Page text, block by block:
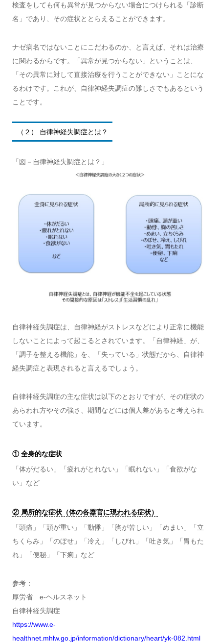
検査をしても何も異常が見つからない場合につけられる「診断
名」であり、その症状ととらえることができます。
ナゼ病名ではないことにこだわるのか、と言えば、それは治療
に関わるからです。「異常が見つからない」ということは、
「その異常に対して直接治療を行うことができない」ことにな
るわけです。これが、自律神経失調症の難しさでもあるという
ことです。
（２） 自律神経失調症とは？
「図－自律神経失調症とは？」
自律神経失調症は、自律神経がストレスなどにより正常に機能
しないことによって起こるとされています。「自律神経」が、
「調子を整える機能」を、「失っている」状態だから、自律神
経失調症と表現されると言えるでしょう。
自律神経失調症の主な症状は以下のとおりですが、その症状の
あらわれ方やその強さ、期間などには個人差があると考えられ
ています。
① 全身的な症状
「体がだるい」「疲れがとれない」「眠れない」「食欲がな
い」など
② 局所的な症状（体の各器官に現われる症状）
「頭痛」「頭が重い」「動悸」「胸が苦しい」「めまい」「立
ちくらみ」「のぼせ」「冷え」「しびれ」「吐き気」「胃もた
れ」「便秘」「下痢」など
参考：
厚労省 e-ヘルスネット
自律神経失調症
https://www.e-
healthnet.mhlw.go.jp/information/dictionary/heart/yk-082.html